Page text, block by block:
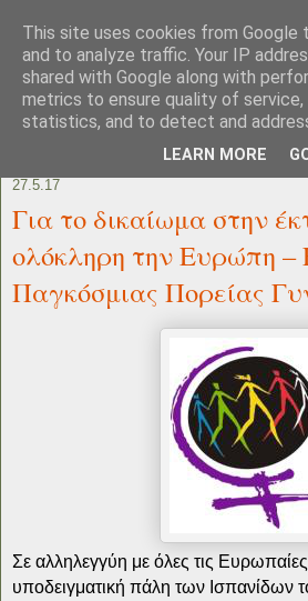
27.5.17
Για το δικαίωμα στην
ολόκληρη την Ευρώπη –
Παγκόσμιας Πορείας
Σε αλληλεγγύη με όλες τις
υποδειγματική πάλη των Ισπανίδων
This site uses cookies from Google
and to analyze traffic. Your IP
shared with Google along with
metrics to ensure quality of service,
statistics, and to detect and
LEARN MORE